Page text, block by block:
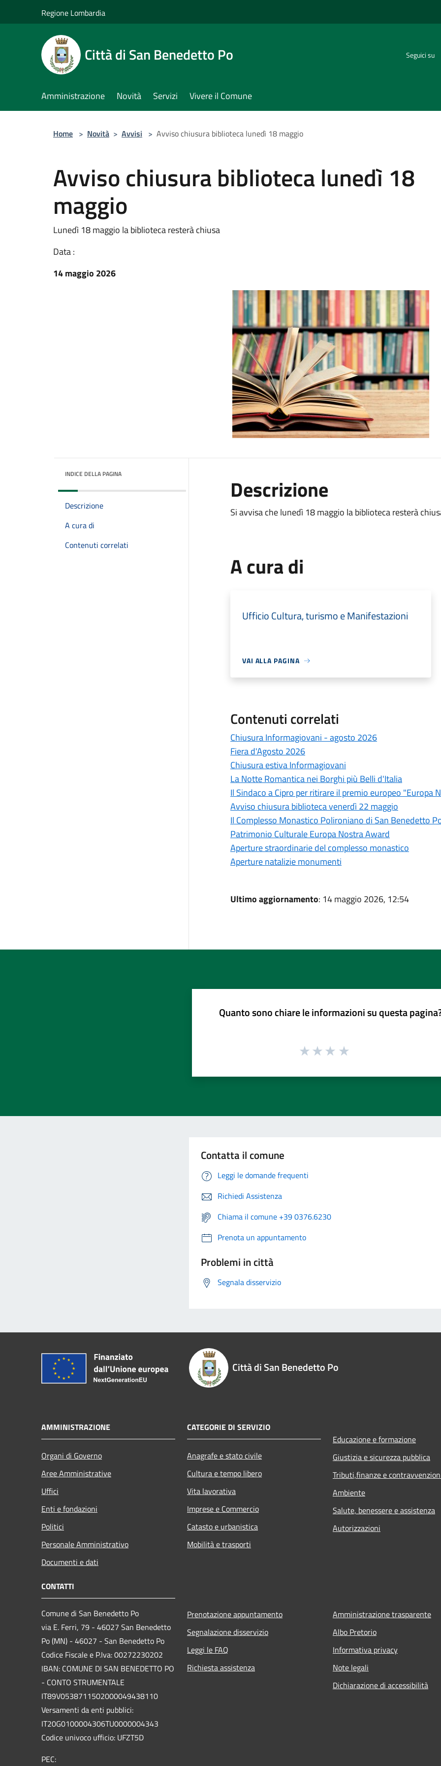
Regione Lombardia
Città di San Benedetto Po Seguici su
Amministrazione Novità Servizi Vivere il Comune
Home > Novità > Avvisi > Avviso chiusura biblioteca lunedì 18 maggio
Avviso chiusura biblioteca lunedì 18
maggio
Lunedì 18 maggio la biblioteca resterà chiusa
Data :
14 maggio 2026
INDICE DELLA PAGINA
Descrizione
A cura di
Contenuti correlati
Descrizione
Si avvisa che lunedì 18 maggio la biblioteca resterà
A cura di
Ufficio Cultura, turismo e Manifestazioni
VAI ALLA PAGINA
Contenuti correlati
Chiusura Informagiovani - agosto 2026
Fiera d'Agosto 2026
Chiusura estiva Informagiovani
La Notte Romantica nei Borghi più Belli d'Italia
Il Sindaco a Cipro per ritirare il premio europeo "Europa
Avviso chiusura biblioteca venerdì 22 maggio
Il Complesso Monastico Polironiano di San Benedetto
Patrimonio Culturale Europa Nostra Award
Aperture straordinarie del complesso monastico
Aperture natalizie monumenti
Ultimo aggiornamento: 14 maggio 2026, 12:54
Quanto sono chiare le informazioni su questa
Contatta il comune
Leggi le domande frequenti
Richiedi Assistenza
Chiama il comune +39 0376.6230
Prenota un appuntamento
Problemi in città
Segnala disservizio
Città di San Benedetto Po
AMMINISTRAZIONE
Organi di Governo
Aree Amministrative
Uffici
Enti e fondazioni
Politici
Personale Amministrativo
Documenti e dati
CATEGORIE DI SERVIZIO
Anagrafe e stato civile
Cultura e tempo libero
Vita lavorativa
Imprese e Commercio
Catasto e urbanistica
Mobilità e trasporti
Educazione e formazione
Giustizia e sicurezza pubblica
Tributi,finanze e
Ambiente
Salute, benessere e assistenza
Autorizzazioni
CONTATTI
Comune di San Benedetto Po
via E. Ferri, 79 - 46027 San Benedetto
Po (MN) - 46027 - San Benedetto Po
Codice Fiscale e P.Iva: 00272230202
IBAN: COMUNE DI SAN BENEDETTO PO
- CONTO STRUMENTALE
IT89V0538711502000049438110
Versamenti da enti pubblici:
IT20G0100004306TU0000004343
Codice univoco ufficio: UFZT5D
PEC:
Prenotazione appuntamento
Segnalazione disservizio
Leggi le FAQ
Richiesta assistenza
Amministrazione trasparente
Albo Pretorio
Informativa privacy
Note legali
Dichiarazione di accessibilità